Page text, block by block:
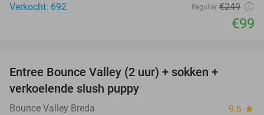
Verkocht: 692
Regulier €249
€99
Entree Bounce Valley (2 uur) + sokken +
verkoelende slush puppy
Bounce Valley Breda 9.6 star